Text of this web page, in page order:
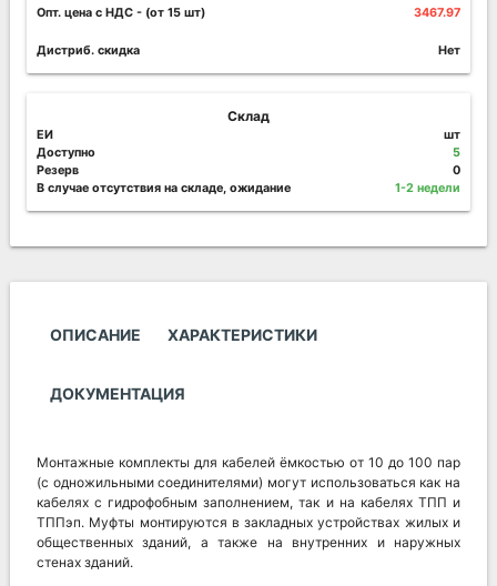
Опт. цена c НДС - (от 15 шт) 3467.97
Дистриб. скидка Нет
Склад
ЕИ
шт
Доступно
5
Резерв
0
В случае отсутствия на складе, ожидание
1-2 недели
ОПИСАНИЕ ХАРАКТЕРИСТИКИ
ДОКУМЕНТАЦИЯ
Монтажные комплекты для кабелей ёмкостью от 10 до 100 пар
(с одножильными соединителями) могут использоваться как на
кабелях с гидрофобным заполнением, так и на кабелях ТПП и
ТППэп. Муфты монтируются в закладных устройствах жилых и
общественных зданий, а также на внутренних и наружных
стенах зданий.